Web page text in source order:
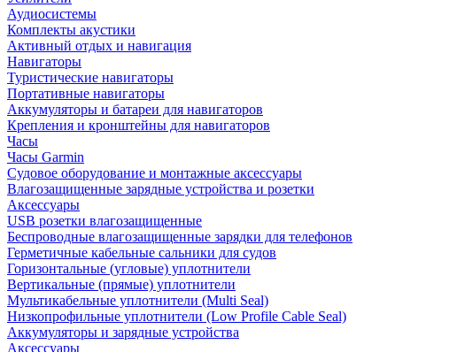
Аудиосистемы
Комплекты акустики
Активный отдых и навигация
Навигаторы
Туристические навигаторы
Портативные навигаторы
Аккумуляторы и батареи для навигаторов
Крепления и кронштейны для навигаторов
Часы
Часы Garmin
Судовое оборудование и монтажные аксессуары
Влагозащищенные зарядные устройства и розетки
Аксессуары
USB розетки влагозащищенные
Беспроводные влагозащищенные зарядки для телефонов
Герметичные кабельные сальники для судов
Горизонтальные (угловые) уплотнители
Вертикальные (прямые) уплотнители
Мультикабельные уплотнители (Multi Seal)
Низкопрофильные уплотнители (Low Profile Cable Seal)
Аккумуляторы и зарядные устройства
Аксессуары